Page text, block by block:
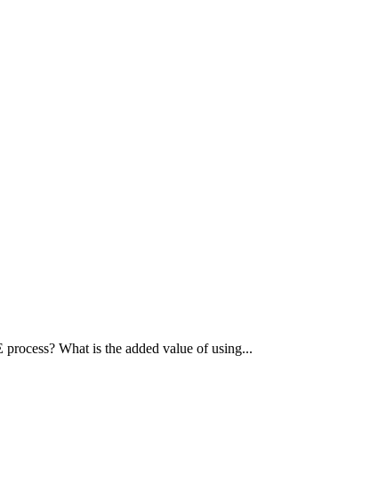
What is the added value of using...